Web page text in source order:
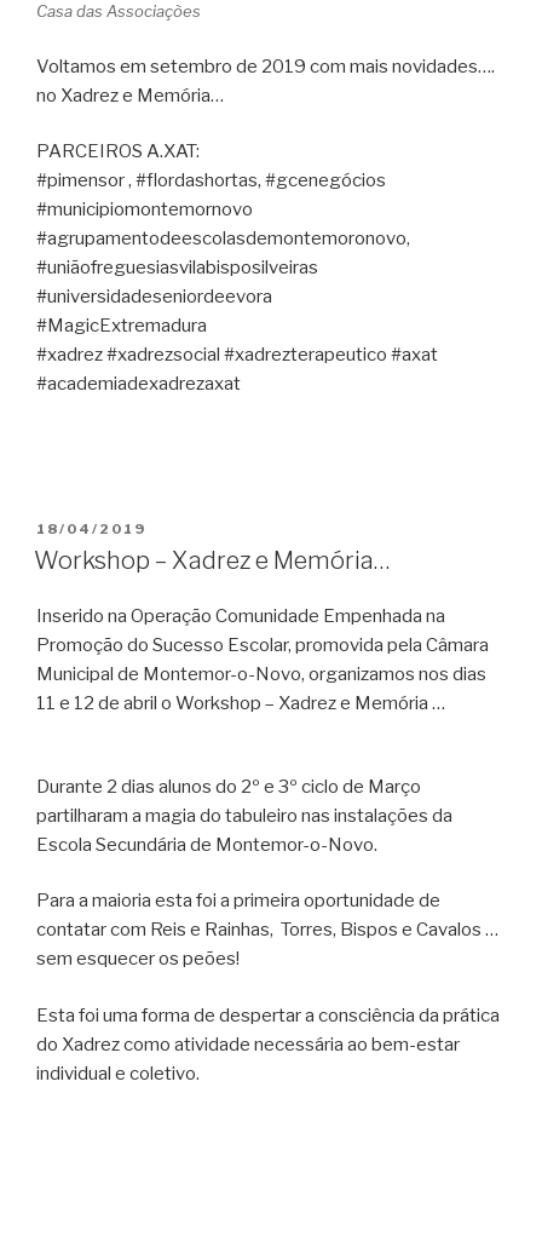
Casa das Associações
Voltamos em setembro de 2019 com mais novidades….
no Xadrez e Memória…
PARCEIROS A.XAT:
#pimensor , #flordashortas, #gcenegócios
#municipiomontemornovo
#agrupamentodeescolasdemontemoronovo,
#uniãofreguesiasvilabisposilveiras
#universidadeseniordeevora
#MagicExtremadura
#xadrez #xadrezsocial #xadrezterapeutico #axat
#academiadexadrezaxat
PUBLICADO
EM
18/04/2019
Workshop – Xadrez e Memória…
Inserido na Operação Comunidade Empenhada na
Promoção do Sucesso Escolar, promovida pela Câmara
Municipal de Montemor-o-Novo, organizamos nos dias
11 e 12 de abril o Workshop – Xadrez e Memória …
Durante 2 dias alunos do 2º e 3º ciclo de Março
partilharam a magia do tabuleiro nas instalações da
Escola Secundária de Montemor-o-Novo.
Para a maioria esta foi a primeira oportunidade de
contatar com Reis e Rainhas, Torres, Bispos e Cavalos …
sem esquecer os peões!
Esta foi uma forma de despertar a consciência da prática
do Xadrez como atividade necessária ao bem-estar
individual e coletivo.